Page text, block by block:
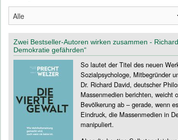
Zwei Bestseller-Autoren wirken zusammen -
Demokratie gefährden“
So lautet der Titel des neuen
Sozialpsychologe, Mitbegründer
Dr. Richard David, deutscher
Massenmedien berichten, weicht
Bevölkerung ab – gerade, wenn
Eindruck, die Massenmedien in
manipuliert.